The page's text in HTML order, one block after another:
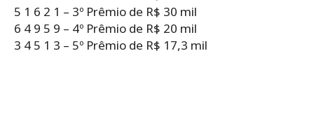
5 1 6 2 1 – 3º Prêmio de R$ 30 mil
6 4 9 5 9 – 4º Prêmio de R$ 20 mil
3 4 5 1 3 – 5º Prêmio de R$ 17,3 mil